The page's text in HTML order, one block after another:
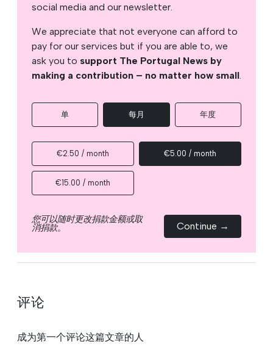
social media and our newsletter.
We appreciate that not everyone can afford to
pay for our services but if you are able to, we
ask you to support The Portugal News by
making a contribution – no matter how small.
单 每月 年度
€2.50 / month €5.00 / month
€15.00 / month
您可以随时更改捐款金额或取
消捐款。 Continue →
评论
成为第一个评论这篇文章的人